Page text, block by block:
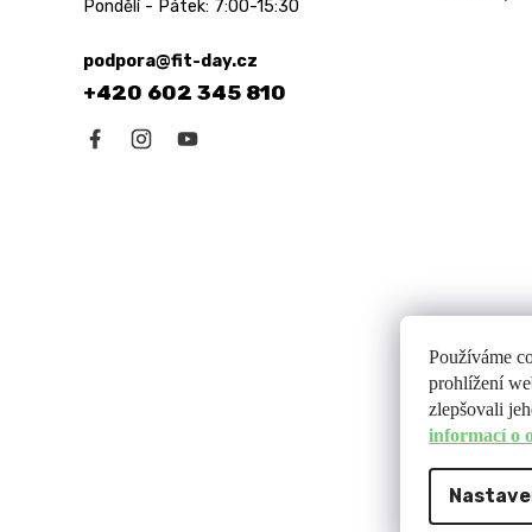
Používáme
prohlížení
zlepšovali
informací o
Pondělí - Pátek: 7:00-15:30
podpora@fit-day.cz
+420 602 345 810